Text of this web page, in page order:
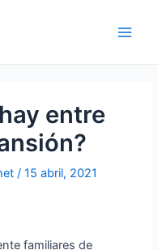
entre
/15 abril, 2021
familiares de